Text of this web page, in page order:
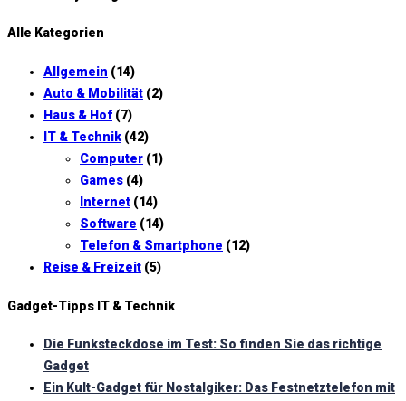
Alle Kategorien
Allgemein (14)
Auto & Mobilität (2)
Haus & Hof (7)
IT & Technik (42)
Computer (1)
Games (4)
Internet (14)
Software (14)
Telefon & Smartphone (12)
Reise & Freizeit (5)
Gadget-Tipps IT & Technik
Die Funksteckdose im Test: So finden Sie das richtige
Gadget
Ein Kult-Gadget für Nostalgiker: Das Festnetztelefon mit